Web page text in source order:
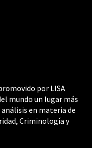
por LISA
mundo un lugar más
en materia de
Criminología y